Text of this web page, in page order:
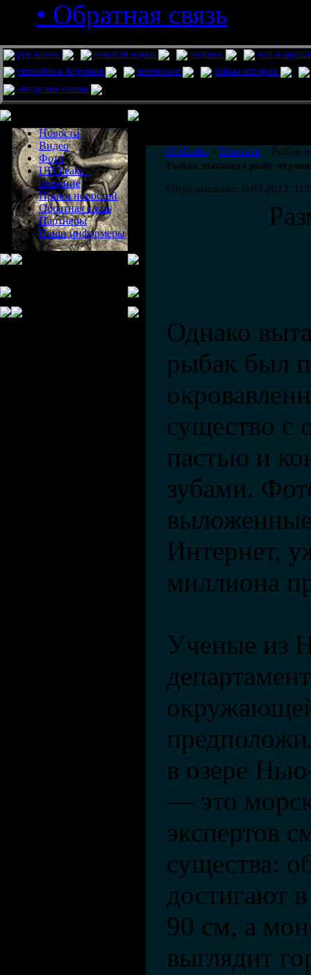
• Обратная связь
pro жизнь новости науки человек
нло и
стихийные бедствия
животные
тайны истории
авторские статьи
Новости
Видео
Фото
UFOleaks -
общение
Прием новостей
Обратная связь
Партнеры
Наши информеры
UfoLeaks » Новости » Рыбак
Рыбак вытащил рыбу-
Опубликовано: 6-03-2013,
Однако
рыбак был
существо с
пастью и
зубами.
Интернет,
миллиона
Ученые из
в озере
— это
экспертов
существа:
достигают
90 см, а
выглядит